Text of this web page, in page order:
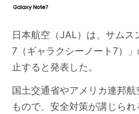
日本航空（JAL）は、サム
7（ギャラクシーノート7）
止すると発表した。
国土交通省やアメリカ連邦
もので、安全対策が講じら